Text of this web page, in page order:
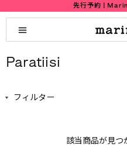
先行予約 |
Paratiisi
フィルター
該当商品が見つ